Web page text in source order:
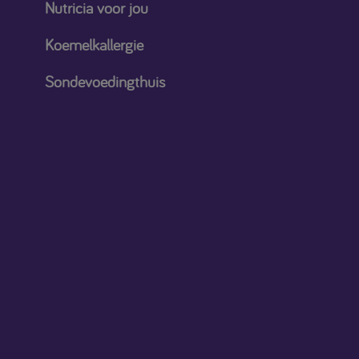
Nutricia voor jou
Koemelkallergie
Sondevoedingthuis